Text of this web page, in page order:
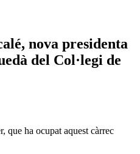
nova presidenta
del Col·legi de
que ha ocupat aquest càrrec